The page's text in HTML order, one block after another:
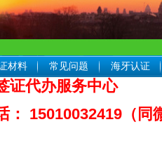
材料 常见问题 海牙认证
证代办服务中心中智
： 15010032419（同